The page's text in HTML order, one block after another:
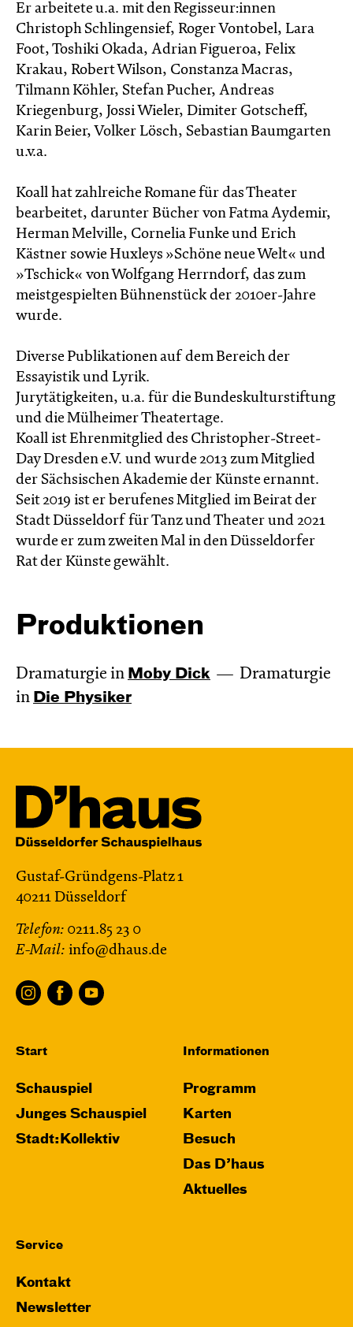
Er arbeitete u.a. mit den Regisseur:innen
Christoph Schlingensief, Roger Vontobel, Lara
Foot, Toshiki Okada, Adrian Figueroa, Felix
Krakau, Robert Wilson, Constanza Macras,
Tilmann Köhler, Stefan Pucher, Andreas
Kriegenburg, Jossi Wieler, Dimiter Gotscheff,
Karin Beier, Volker Lösch, Sebastian Baumgarten
u.v.a.
Koall hat zahlreiche Romane für das Theater
bearbeitet, darunter Bücher von Fatma Aydemir,
Herman Melville, Cornelia Funke und Erich
Kästner sowie Huxleys »Schöne neue Welt« und
»Tschick« von Wolfgang Herrndorf, das zum
meistgespielten Bühnenstück der 2010er-Jahre
wurde.
Diverse Publikationen auf dem Bereich der
Essayistik und Lyrik.
Jurytätigkeiten, u.a. für die Bundeskulturstiftung
und die Mülheimer Theatertage.
Koall ist Ehrenmitglied des Christopher-Street-
Day Dresden e.V. und wurde 2013 zum Mitglied
der Sächsischen Akademie der Künste ernannt.
Seit 2019 ist er berufenes Mitglied im Beirat der
Stadt Düsseldorf für Tanz und Theater und 2021
wurde er zum zweiten Mal in den Düsseldorfer
Rat der Künste gewählt.
Produktionen
Dramaturgie in Moby Dick
Dramaturgie
in Die Physiker
Gustaf-Gründgens-Platz 1
40211 Düsseldorf
Telefon: 0211.85 23 0
E-Mail: info@dhaus.de
Start
Schauspiel
Junges Schauspiel
Stadt:Kollektiv
Informationen
Programm
Karten
Besuch
Das D’haus
Aktuelles
Service
Kontakt
Newsletter